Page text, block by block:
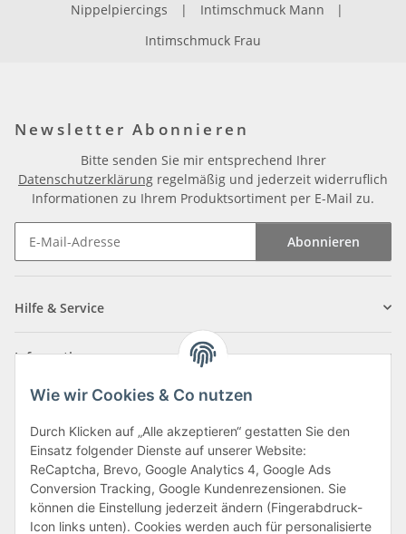
Wie wir Cookies & Co nutzen
Durch Klicken auf „Alle akzeptieren“ gestatten Sie den
Einsatz folgender Dienste auf unserer Website:
ReCaptcha, Brevo, Google Analytics 4, Google Ads
Conversion Tracking, Google Kundenrezensionen. Sie
können die Einstellung jederzeit ändern (Fingerabdruck-
Icon links unten). Cookies werden auch für personalisierte
Nippelpiercings
| Intimschmuck Mann
|
Intimschmuck Frau
Newsletter Abonnieren
Bitte senden Sie mir entsprechend Ihrer
Datenschutzerklärung regelmäßig und jederzeit widerruflich
Informationen zu Ihrem Produktsortiment per E-Mail zu.
Abonnieren
Hilfe & Service
Informationen
Zahlungsarten